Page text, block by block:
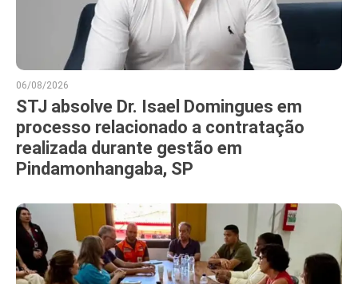
06/08/2026
STJ absolve Dr. Isael Domingues em
processo relacionado a contratação
realizada durante gestão em
Pindamonhangaba, SP